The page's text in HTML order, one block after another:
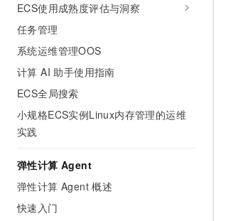
ECS使用成熟度评估与洞察
任务管理
系统运维管理OOS
计算 AI 助手使用指南
ECS全局搜索
小规格ECS实例Linux内存管理的运维
实践
弹性计算 Agent
弹性计算 Agent 概述
快速入门